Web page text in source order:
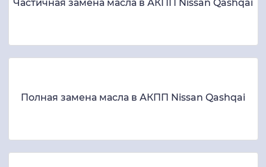
Частичная замена масла в АКПП Nissan Qashqai
Полная замена масла в АКПП Nissan Qashqai